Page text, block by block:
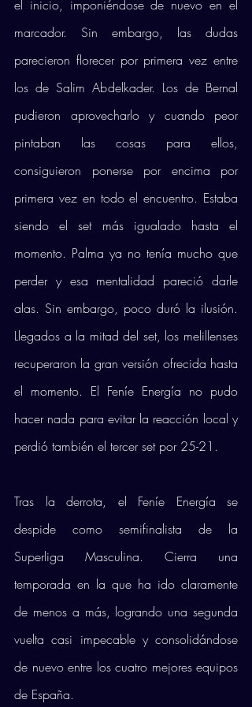
el inicio, imponiéndose de nuevo en el
marcador. Sin embargo, las dudas
parecieron florecer por primera vez entre
los de Salim Abdelkader. Los de Bernal
pudieron aprovecharlo y cuando peor
pintaban las cosas para ellos,
consiguieron ponerse por encima por
primera vez en todo el encuentro. Estaba
siendo el set más igualado hasta el
momento. Palma ya no tenía mucho que
perder y esa mentalidad pareció darle
alas. Sin embargo, poco duró la ilusión.
Llegados a la mitad del set, los melillenses
recuperaron la gran versión ofrecida hasta
el momento. El Feníe Energía no pudo
hacer nada para evitar la reacción local y
perdió también el tercer set por 25-21.
Tras la derrota, el Feníe Energía se
despide como semifinalista de la
Superliga Masculina. Cierra una
temporada en la que ha ido claramente
de menos a más, logrando una segunda
vuelta casi impecable y consolidándose
de nuevo entre los cuatro mejores equipos
de España.